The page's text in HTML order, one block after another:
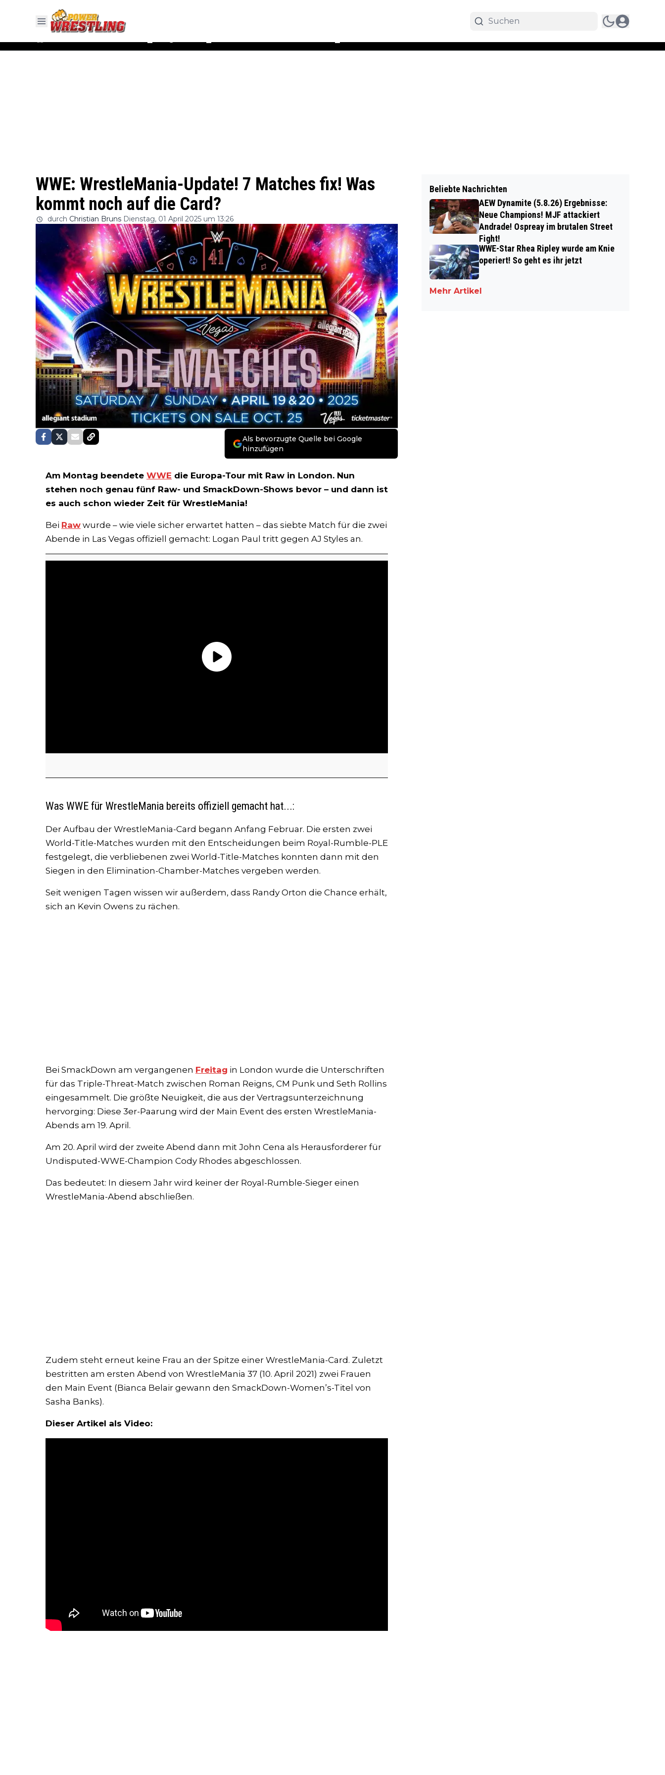
WWE: WrestleMania-Update! 7 Matches fix! Was
kommt noch auf die Card?
durch Christian Bruns Dienstag, 01 April 2025 um 13:26
Als bevorzugte Quelle bei Google
hinzufügen
Am Montag beendete WWE die Europa-Tour mit Raw in London. Nun
stehen noch genau fünf Raw- und SmackDown-Shows bevor – und dann ist
es auch schon wieder Zeit für WrestleMania!
Bei Raw wurde – wie viele sicher erwartet hatten – das siebte Match für die zwei
Abende in Las Vegas offiziell gemacht: Logan Paul tritt gegen AJ Styles an.
Was WWE für WrestleMania bereits offiziell gemacht hat...:
Der Aufbau der WrestleMania-Card begann Anfang Februar. Die ersten zwei
World-Title-Matches wurden mit den Entscheidungen beim Royal-Rumble-PLE
festgelegt, die verbliebenen zwei World-Title-Matches konnten dann mit den
Siegen in den Elimination-Chamber-Matches vergeben werden.
Seit wenigen Tagen wissen wir außerdem, dass Randy Orton die Chance erhält,
sich an Kevin Owens zu rächen.
Bei SmackDown am vergangenen Freitag in London wurde die Unterschriften
für das Triple-Threat-Match zwischen Roman Reigns, CM Punk und Seth Rollins
eingesammelt. Die größte Neuigkeit, die aus der Vertragsunterzeichnung
hervorging: Diese 3er-Paarung wird der Main Event des ersten WrestleMania-
Abends am 19. April.
Am 20. April wird der zweite Abend dann mit John Cena als Herausforderer für
Undisputed-WWE-Champion Cody Rhodes abgeschlossen.
Das bedeutet: In diesem Jahr wird keiner der Royal-Rumble-Sieger einen
WrestleMania-Abend abschließen.
Zudem steht erneut keine Frau an der Spitze einer WrestleMania-Card. Zuletzt
bestritten am ersten Abend von WrestleMania 37 (10. April 2021) zwei Frauen
den Main Event (Bianca Belair gewann den SmackDown-Women’s-Titel von
Sasha Banks).
Dieser Artikel als Video:
Beliebte Nachrichten
AEW Dynamite (5.8.26) Ergebnisse:
Neue Champions! MJF attackiert
Andrade! Ospreay im brutalen Street
Fight!
WWE-Star Rhea Ripley wurde am Knie
operiert! So geht es ihr jetzt
Mehr Artikel